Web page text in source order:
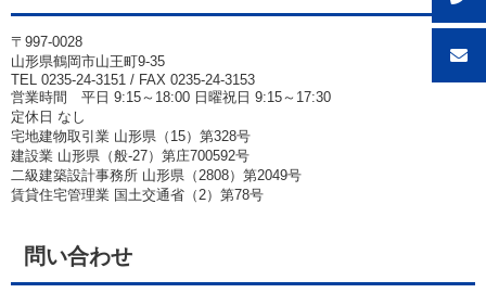
〒997-0028
山形県鶴岡市山王町9-35
TEL 0235-24-3151 / FAX 0235-24-3153
営業時間 平日 9:15～18:00 日曜祝日 9:15～17:30
定休日 なし
宅地建物取引業 山形県（15）第328号
建設業 山形県（般-27）第庄700592号
二級建築設計事務所 山形県（2808）第2049号
賃貸住宅管理業 国土交通省（2）第78号
問い合わせ